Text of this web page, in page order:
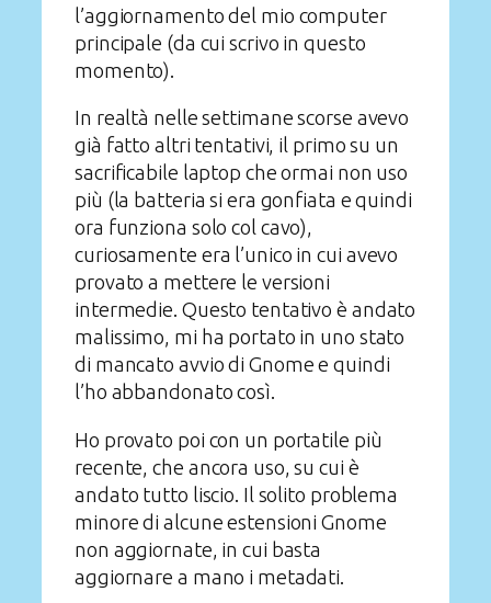
l’aggiornamento del mio computer
principale (da cui scrivo in questo
momento).
In realtà nelle settimane scorse avevo
già fatto altri tentativi, il primo su un
sacrificabile laptop che ormai non uso
più (la batteria si era gonfiata e quindi
ora funziona solo col cavo),
curiosamente era l’unico in cui avevo
provato a mettere le versioni
intermedie. Questo tentativo è andato
malissimo, mi ha portato in uno stato
di mancato avvio di Gnome e quindi
l’ho abbandonato così.
Ho provato poi con un portatile più
recente, che ancora uso, su cui è
andato tutto liscio. Il solito problema
minore di alcune estensioni Gnome
non aggiornate, in cui basta
aggiornare a mano i metadati.